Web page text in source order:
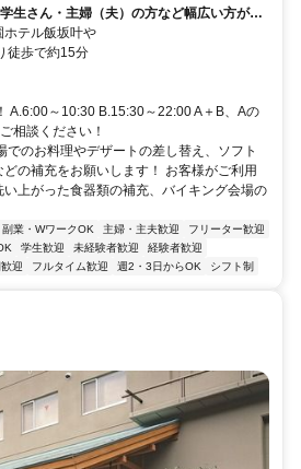
生さん・主婦（夫）の方など幅広い方が活
テル飯坂叶や
徒歩で約15分
A.6:00～10:30 B.15:30～22:00 A＋B、Aの
相談ください！
でのお料理やデザートの差し替え、ソフト
どの補充をお願いします！ お客様がご利用
上がった食器類の補充、バイキング会場の
副業・WワークOK 主婦・主夫歓迎
フリーター歓迎
学生歓迎 未経験者歓迎
経験者歓迎
迎 フルタイム歓迎 週2・3日からOK シフト制